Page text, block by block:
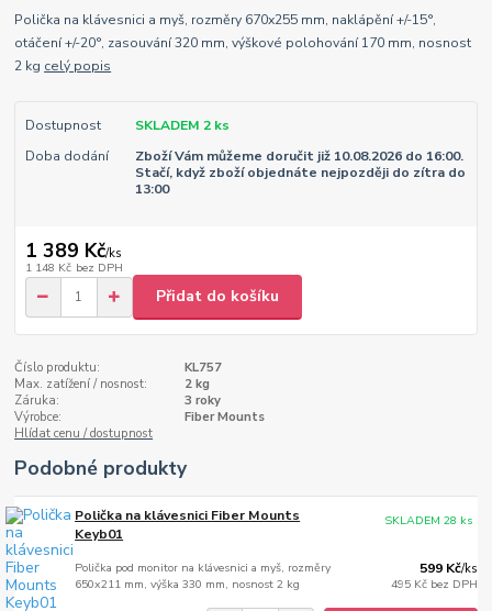
Polička na klávesnici a myš, rozměry 670x255 mm, naklápění +/-15°,
otáčení +/-20°, zasouvání 320 mm, výškové polohování 170 mm, nosnost
2 kg celý popis
Dostupnost
SKLADEM 2 ks
Doba dodání
Zboží Vám můžeme doručit již 10.08.2026 do 16:00.
Stačí, když zboží objednáte nejpozději do zítra do
13:00
1 389 Kč/ks
1 148 Kč bez DPH
Přidat do košíku
Číslo produktu:
KL757
Max. zatížení / nosnost:
2 kg
Záruka:
3 roky
Výrobce:
Fiber Mounts
Hlídat cenu / dostupnost
Podobné produkty
Polička na klávesnici Fiber Mounts
Keyb01
Polička pod monitor na klávesnici a myš, rozměry
650x211 mm, výška 330 mm, nosnost 2 kg
599 Kč/ks
495 Kč bez DPH
SKLADEM 28 ks